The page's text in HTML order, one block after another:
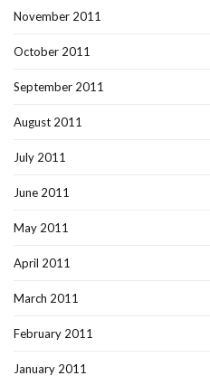
November 2011
October 2011
September 2011
August 2011
July 2011
June 2011
May 2011
April 2011
March 2011
February 2011
January 2011